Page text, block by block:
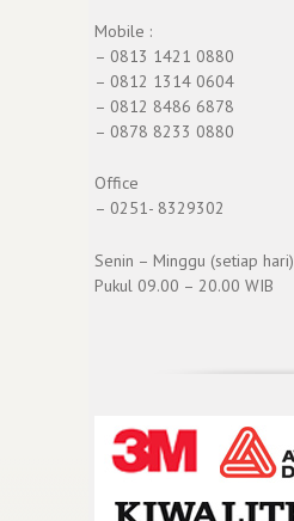
Mobile :
– 0813 1421 0880
– 0812 1314 0604
– 0812 8486 6878
– 0878 8233 0880
Office
– 0251- 8329302
Senin – Minggu (setiap hari)
Pukul 09.00 – 20.00 WIB